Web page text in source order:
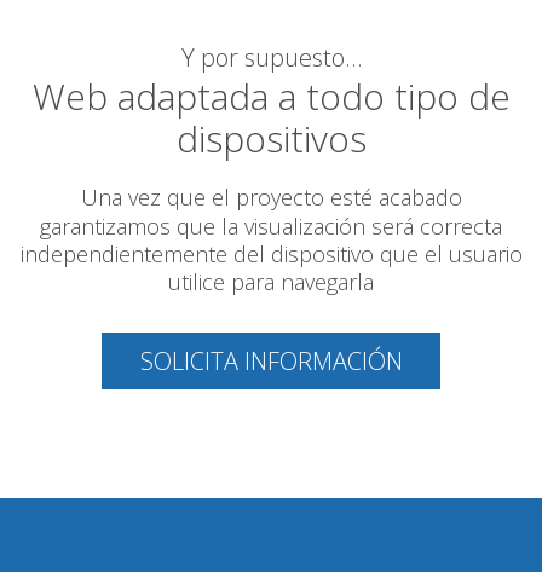
Y por supuesto…
Web adaptada a todo tipo de
dispositivos
Una vez que el proyecto esté acabado
garantizamos que la visualización será correcta
independientemente del dispositivo que el usuario
utilice para navegarla
SOLICITA INFORMACIÓN